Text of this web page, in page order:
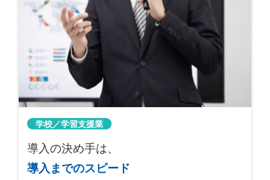
学校／学習支援業
導入の決め手は、
導入までのスピード